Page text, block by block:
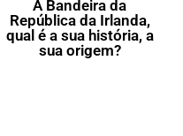
A Bandeira da
República da Irlanda,
qual é a sua história, a
sua origem?